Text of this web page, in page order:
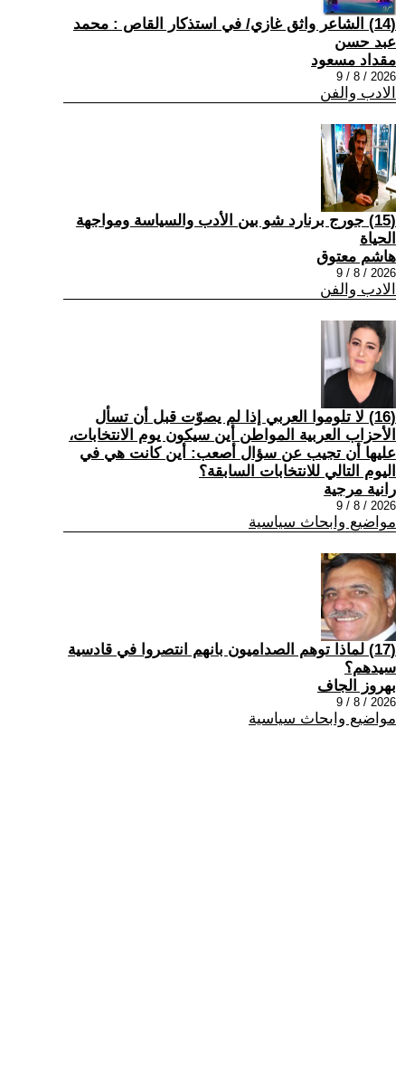
(14) الشاعر واثق غازي/ في استذكار القاص : محمد
عبد حسن
مقداد مسعود
2026 / 8 / 9
الادب والفن
(15) جورج برنارد شو بين الأدب والسياسة ومواجهة
الحياة
هاشم معتوق
2026 / 8 / 9
الادب والفن
(16) لا تلوموا العربي إذا لم يصوّت قبل أن تسأل
الأحزاب العربية المواطن أين سيكون يوم الانتخابات،
عليها أن تجيب عن سؤال أصعب: أين كانت هي في
اليوم التالي للانتخابات السابقة؟
رانية مرجية
2026 / 8 / 9
مواضيع وابحاث سياسية
(17) ‏لماذا توهم الصداميون بانهم انتصروا في قادسية
سيدهم؟
بهروز الجاف
2026 / 8 / 9
مواضيع وابحاث سياسية